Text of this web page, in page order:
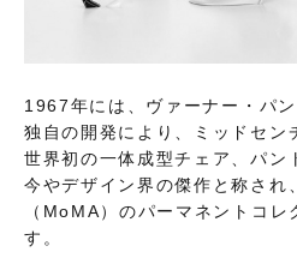
1967年には、ヴァーナー・パ
独自の開発により、ミッドセン
世界初の一体成型チェア、パン
今やデザイン界の傑作と称され
（MoMA）のパーマネントコレ
す。